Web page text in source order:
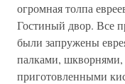
огромная толпа
Гостиный двор. Все
были запружены
палками,
приготовленными